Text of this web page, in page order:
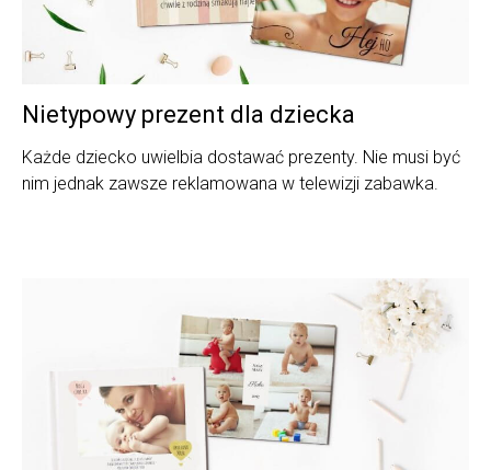
Nietypowy prezent dla dziecka
Każde dziecko uwielbia dostawać prezenty. Nie musi być
nim jednak zawsze reklamowana w telewizji zabawka.